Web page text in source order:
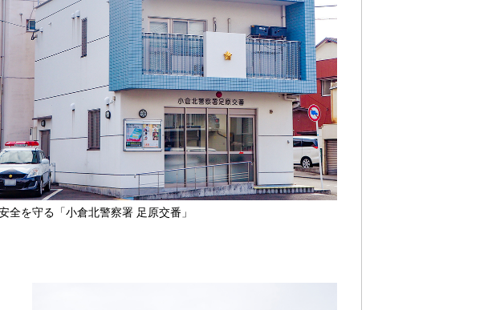
全を守る「小倉北警察署 足原交番」